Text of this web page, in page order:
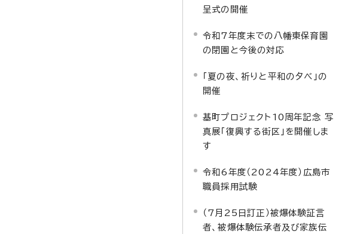
呈式の開催
令和7年度末での八幡東保育園
の閉園と今後の対応
「夏の夜、祈りと平和の夕べ」の
開催
基町プロジェクト10周年記念 写
真展「復興する街区」を開催しま
す
令和6年度（2024年度）広島市
職員採用試験
（7月25日訂正）被爆体験証言
者、被爆体験伝承者及び家族伝